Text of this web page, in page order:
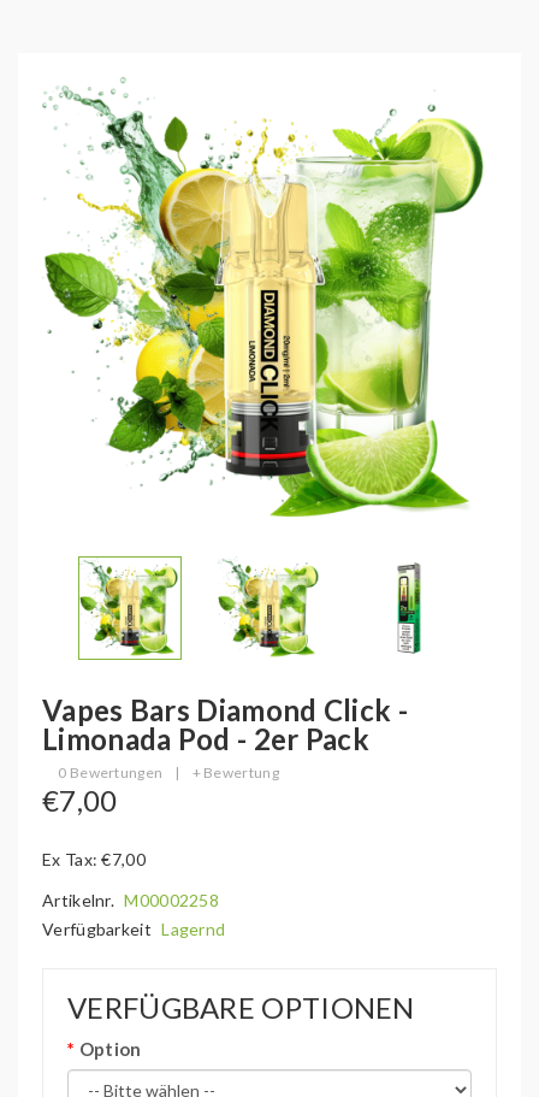
Vapes Bars Diamond Click -
Limonada Pod - 2er Pack
0 Bewertungen | + Bewertung
€7,00
Ex Tax: €7,00
Artikelnr. M00002258
Verfügbarkeit Lagernd
VERFÜGBARE OPTIONEN
Option